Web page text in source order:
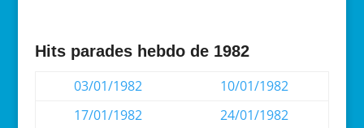
Hits parades hebdo de 1982
03/01/1982
10/01/1982
17/01/1982
24/01/1982